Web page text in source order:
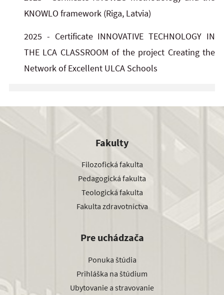
KNOWLO framework (Riga, Latvia)
2025 - Certificate INNOVATIVE TECHNOLOGY IN
THE LCA CLASSROOM of the project Creating the
Network of Excellent ULCA Schools
Fakulty
Filozofická fakulta
Pedagogická fakulta
Teologická fakulta
Fakulta zdravotníctva
Pre uchádzača
Ponuka štúdia
Prihláška na štúdium
Ubytovanie a stravovanie